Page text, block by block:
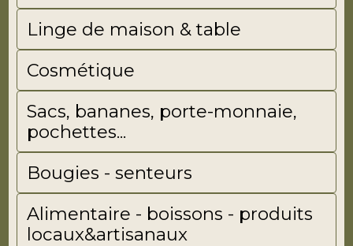
Linge de maison & table
Cosmétique
Sacs, bananes, porte-monnaie,
pochettes...
Bougies - senteurs
Alimentaire - boissons - produits
locaux&artisanaux